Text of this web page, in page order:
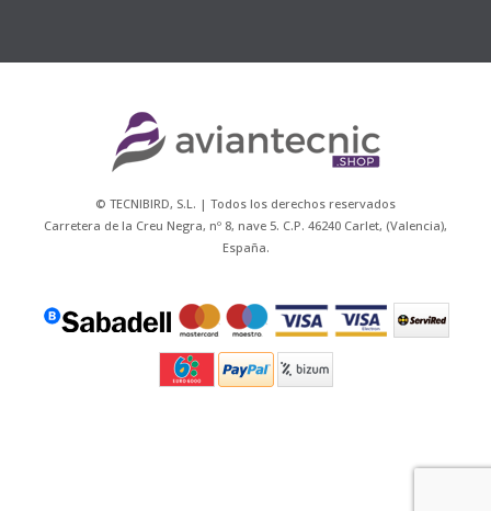
© TECNIBIRD, S.L. | Todos los derechos reservados
Carretera de la Creu Negra, nº 8, nave 5. C.P. 46240 Carlet, (Valencia),
España.